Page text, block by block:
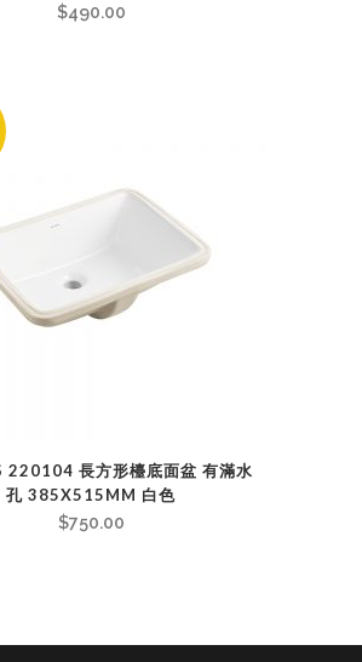
$490.00
220104 長方形檯底面盆 有滿水
孔 385X515MM 白色
$750.00